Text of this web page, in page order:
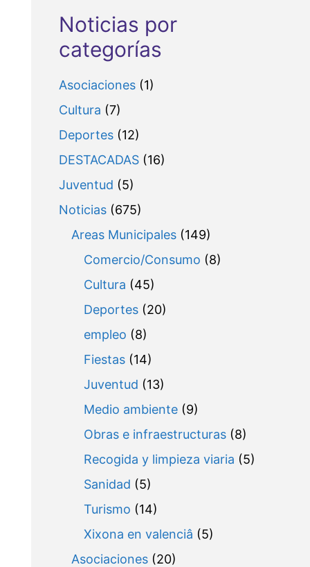
Noticias por
categorías
Asociaciones(1)
Cultura (7)
Deportes(12)
DESTACADAS(16)
Juventud (5)
Noticias(675)
Areas Municipales(149)
Comercio/Consumo (8)
Cultura (45)
Deportes(20)
empleo (8)
Fiestas(14)
Juventud (13)
Medio ambiente(9)
Obras e infraestructuras(8)
Recogida y limpieza viaria (5)
Sanidad (5)
Turismo (14)
Xixona en valenciâ (5)
Asociaciones(20)